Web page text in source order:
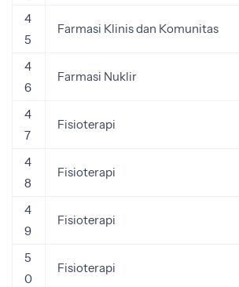
4
5
Farmasi Klinis dan Komunitas
4
6
Farmasi Nuklir
4
7
Fisioterapi
4
8
Fisioterapi
4
9
Fisioterapi
5
0
Fisioterapi